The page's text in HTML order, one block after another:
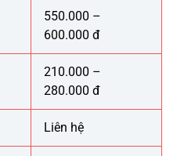
550.000 –
600.000 đ
210.000 –
280.000 đ
Liên hệ